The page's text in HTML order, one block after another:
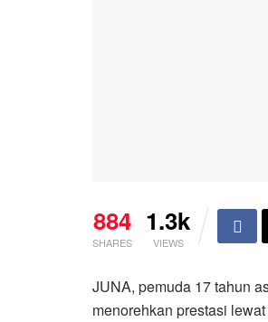
884
SHARES
1.3k
VIEWS
JUNA, pemuda 17 tahun
menorehkan prestasi